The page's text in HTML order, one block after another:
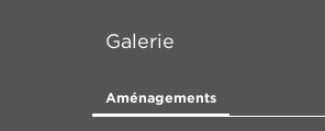
Galerie
Aménagements